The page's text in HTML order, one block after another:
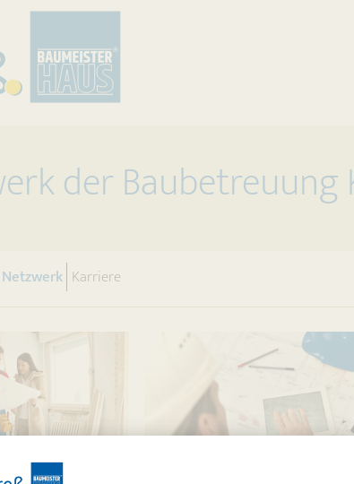
der Baubetreuung
(current)
Karriere